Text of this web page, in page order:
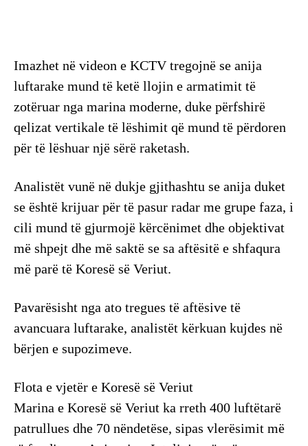
Imazhet në videon e KCTV tregojnë se anija
luftarake mund të ketë llojin e armatimit të
zotëruar nga marina moderne, duke përfshirë
qelizat vertikale të lëshimit që mund të përdoren
për të lëshuar një sërë raketash.
Analistët vunë në dukje gjithashtu se anija duket
se është krijuar për të pasur radar me grupe faza, i
cili mund të gjurmojë kërcënimet dhe objektivat
më shpejt dhe më saktë se sa aftësitë e shfaqura
më parë të Koresë së Veriut.
Pavarësisht nga ato tregues të aftësive të
avancuara luftarake, analistët kërkuan kujdes në
bërjen e supozimeve.
Flota e vjetër e Koresë së Veriut
Marina e Koresë së Veriut ka rreth 400 luftëtarë
patrullues dhe 70 nëndetëse, sipas vlerësimit më